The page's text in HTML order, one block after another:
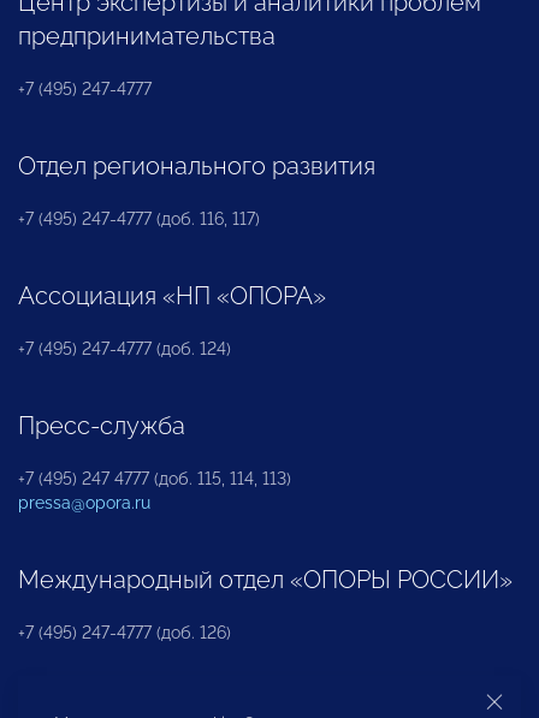
предпринимательства
+7 (495) 247-4777
Отдел регионального развития
+7 (495) 247-4777 (доб. 116, 117)
Ассоциация «НП «ОПОРА»
+7 (495) 247-4777 (доб. 124)
Пресс-служба
+7 (495) 247 4777 (доб. 115, 114, 113)
pressa@opora.ru
Международный отдел «ОПОРЫ РОССИИ»
+7 (495) 247-4777 (доб. 126)
Бюро по защите прав предпринимателей и